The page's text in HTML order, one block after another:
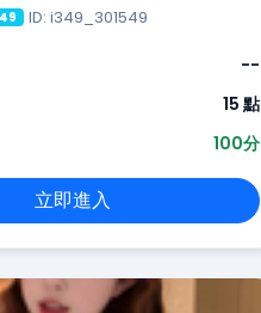
ID: i349_301549
--
15 點
100分
立即進入